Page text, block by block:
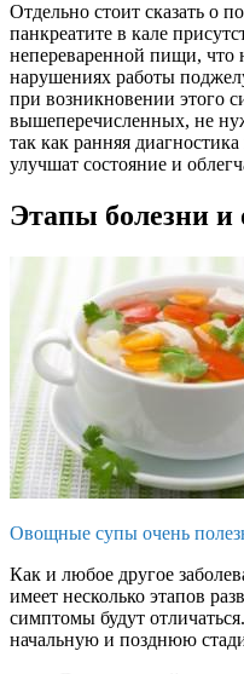
Отдельно стоит сказать о
панкреатите в кале
непереваренной пищи, что
нарушениях работы
при возникновении этого
вышеперечисленных, не
так как ранняя
улучшат состояние и
Этапы болезни и
Овощные супы очень
Как и любое другое
имеет несколько этапов
симптомы будут
начальную и позднюю